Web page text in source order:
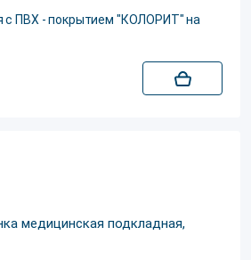
с ПВХ - покрытием "КОЛОРИТ" на